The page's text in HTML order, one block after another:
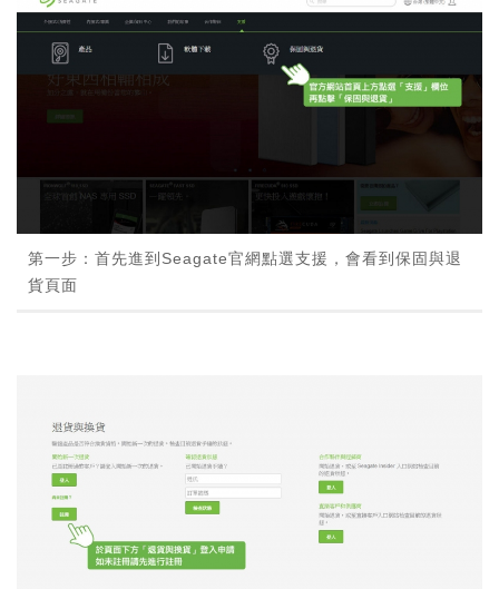
第一步：首先進到Seagate官網點選支援，會看到保固與退
貨頁面